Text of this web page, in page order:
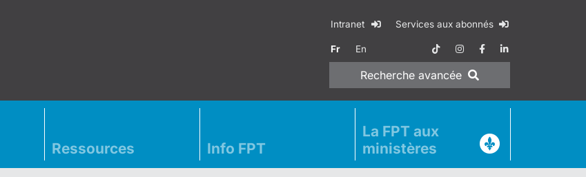
Intranet Services aux abonnés
Fr En
Recherche avancée
Ressources Info FPT
La FPT aux
ministères